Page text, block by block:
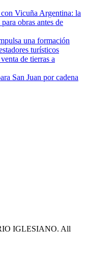
Vicuña Argentina: la
obras antes de
una formación
turísticos
de tierras a
San Juan por cadena
IGLESIANO. All